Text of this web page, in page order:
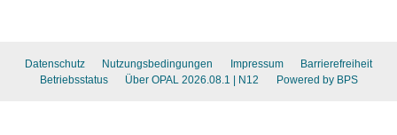
Datenschutz Nutzungsbedingungen Impressum
Barrierefreiheit
Betriebsstatus
Über OPAL 2026.08.1 | N12 Powered by BPS